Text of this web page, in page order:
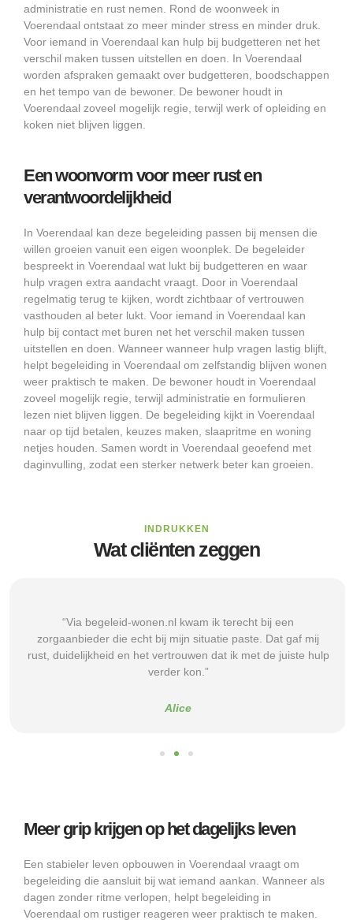
administratie en rust nemen. Rond de woonweek in
Voerendaal ontstaat zo meer minder stress en minder druk.
Voor iemand in Voerendaal kan hulp bij budgetteren net het
verschil maken tussen uitstellen en doen. In Voerendaal
worden afspraken gemaakt over budgetteren, boodschappen
en het tempo van de bewoner. De bewoner houdt in
Voerendaal zoveel mogelijk regie, terwijl werk of opleiding en
koken niet blijven liggen.
Een woonvorm voor meer rust en
verantwoordelijkheid
In Voerendaal kan deze begeleiding passen bij mensen die
willen groeien vanuit een eigen woonplek. De begeleider
bespreekt in Voerendaal wat lukt bij budgetteren en waar
hulp vragen extra aandacht vraagt. Door in Voerendaal
regelmatig terug te kijken, wordt zichtbaar of vertrouwen
vasthouden al beter lukt. Voor iemand in Voerendaal kan
hulp bij contact met buren net het verschil maken tussen
uitstellen en doen. Wanneer wanneer hulp vragen lastig blijft,
helpt begeleiding in Voerendaal om zelfstandig blijven wonen
weer praktisch te maken. De bewoner houdt in Voerendaal
zoveel mogelijk regie, terwijl administratie en formulieren
lezen niet blijven liggen. De begeleiding kijkt in Voerendaal
naar op tijd betalen, keuzes maken, slaapritme en woning
netjes houden. Samen wordt in Voerendaal geoefend met
daginvulling, zodat een sterker netwerk beter kan groeien.
INDRUKKEN
Wat cliënten zeggen
“Via begeleid-wonen.nl kwam ik terecht bij een
zorgaanbieder die echt bij mijn situatie paste. Dat gaf mij
rust, duidelijkheid en het vertrouwen dat ik met de juiste hulp
verder kon.”
Alice
Meer grip krijgen op het dagelijks leven
Een stabieler leven opbouwen in Voerendaal vraagt om
begeleiding die aansluit bij wat iemand aankan. Wanneer als
dagen zonder ritme verlopen, helpt begeleiding in
Voerendaal om rustiger reageren weer praktisch te maken.